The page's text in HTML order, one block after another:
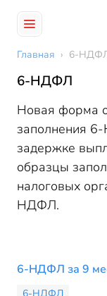
Главная › 6-
6-НДФЛ
Новая форма
заполнения
задержке
образцы
налоговых
НДФЛ.
6-НДФЛ за 9